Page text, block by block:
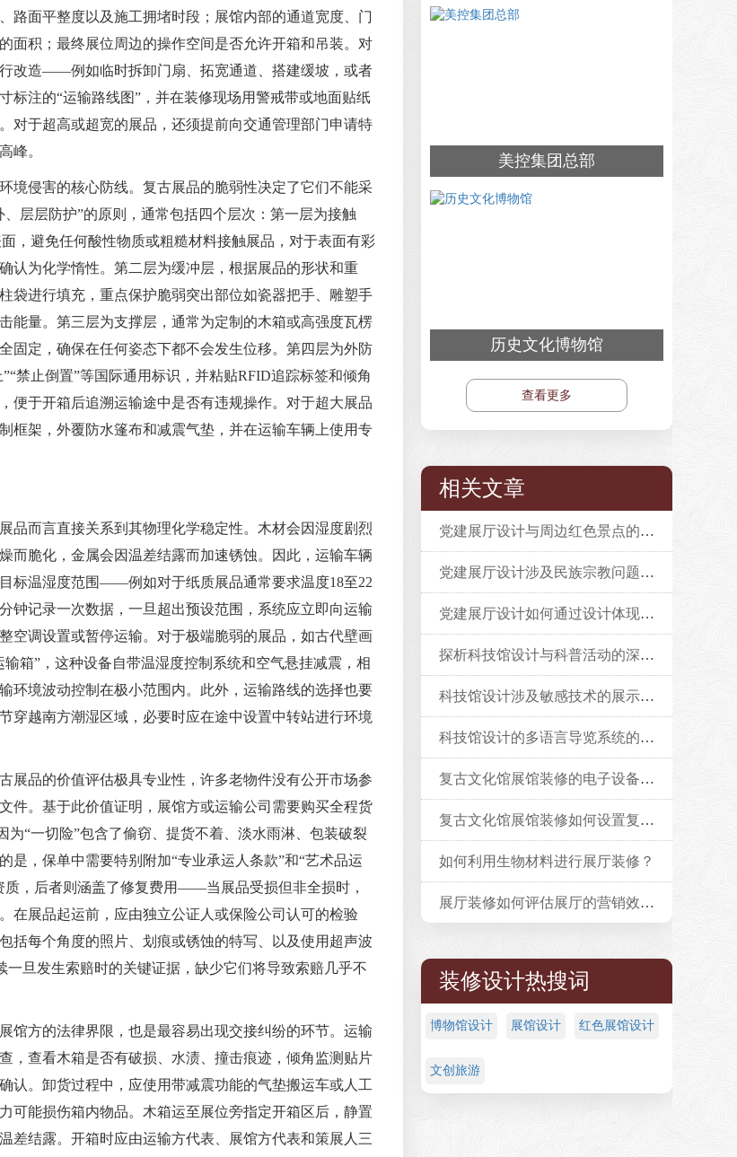
路面平整度以及施工拥堵时段；展馆内部的通道宽度、门
面积；最终展位周边的操作空间是否允许开箱和吊装。对
改造——例如临时拆卸门扇、拓宽通道、搭建缓坡，或者
标注的“运输路线图”，并在装修现场用警戒带或地面贴纸
对于超高或超宽的展品，还须提前向交通管理部门申请特
峰。
境侵害的核心防线。复古展品的脆弱性决定了它们不能采
层层防护”的原则，通常包括四个层次：第一层为接触
，避免任何酸性物质或粗糙材料接触展品，对于表面有彩
认为化学惰性。第二层为缓冲层，根据展品的形状和重
袋进行填充，重点保护脆弱突出部位如瓷器把手、雕塑手
能量。第三层为支撑层，通常为定制的木箱或高强度瓦楞
固定，确保在任何姿态下都不会发生位移。第四层为外防
禁止倒置”等国际通用标识，并粘贴RFID追踪标签和倾角
于开箱后追溯运输途中是否有违规操作。对于超大展品
框架，外覆防水篷布和减震气垫，并在运输车辆上使用专
品而言直接关系到其物理化学稳定性。木材会因湿度剧烈
而脆化，金属会因温差结露而加速锈蚀。因此，运输车辆
标温湿度范围——例如对于纸质展品通常要求温度18至22
钟记录一次数据，一旦超出预设范围，系统应立即向运输
空调设置或暂停运输。对于极端脆弱的展品，如古代壁画
箱”，这种设备自带温湿度控制系统和空气悬挂减震，相
环境波动控制在极小范围内。此外，运输路线的选择也要
穿越南方潮湿区域，必要时应在途中设置中转站进行环境
展品的价值评估极具专业性，许多老物件没有公开市场参
件。基于此价值证明，展馆方或运输公司需要购买全程货
为“一切险”包含了偷窃、提货不着、淡水雨淋、包装破裂
，保单中需要特别附加“专业承运人条款”和“艺术品运
，后者则涵盖了修复费用——当展品受损但非全损时，
在展品起运前，应由独立公证人或保险公司认可的检验
括每个角度的照片、划痕或锈蚀的特写、以及使用超声波
旦发生索赔时的关键证据，缺少它们将导致索赔几乎不
馆方的法律界限，也是最容易出现交接纠纷的环节。运输
，查看木箱是否有破损、水渍、撞击痕迹，倾角监测贴片
认。卸货过程中，应使用带减震功能的气垫搬运车或人工
可能损伤箱内物品。木箱运至展位旁指定开箱区后，静置
差结露。开箱时应由运输方代表、展馆方代表和策展人三
美控集团总部
历史文化博物馆
查看更多
相关文章
党建展厅设计与周边红色景点的联动构建路径
党建展厅设计涉及民族宗教问题的注意事项？
党建展厅设计如何通过设计体现“两个维护”？
探析科技馆设计与科普活动的深度融合
科技馆设计涉及敏感技术的展示边界？
科技馆设计的多语言导览系统的实现方案？
复古文化馆展馆装修的电子设备布局策略
复古文化馆展馆装修如何设置复古文化馆的纪念品店？
如何利用生物材料进行展厅装修？
展厅装修如何评估展厅的营销效果？
装修设计热搜词
博物馆设计 展馆设计 红色展馆设计
文创旅游